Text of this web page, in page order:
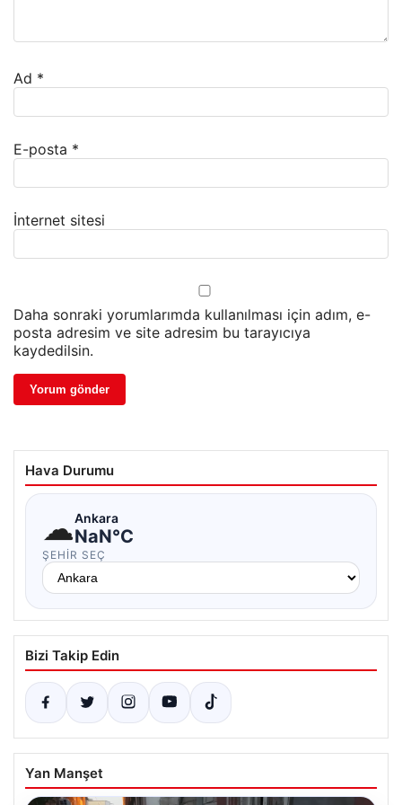
Ad *
E-posta *
İnternet sitesi
Daha sonraki yorumlarımda kullanılması için adım, e-
posta adresim ve site adresim bu tarayıcıya
kaydedilsin.
Hava Durumu
☁Ankara
NaN°C
ŞEHIR SEÇ
Bizi Takip Edin
Yan Manşet